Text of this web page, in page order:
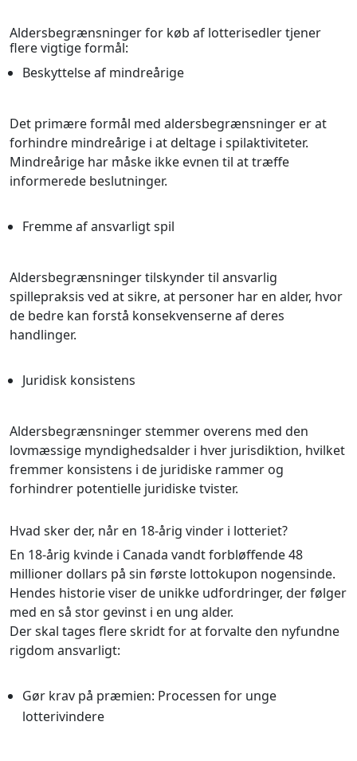
Aldersbegrænsninger for køb af lotterisedler tjener
flere vigtige formål:
Beskyttelse af mindreårige
Det primære formål med aldersbegrænsninger er at
forhindre mindreårige i at deltage i spilaktiviteter.
Mindreårige har måske ikke evnen til at træffe
informerede beslutninger.
Fremme af ansvarligt spil
Aldersbegrænsninger tilskynder til ansvarlig
spillepraksis ved at sikre, at personer har en alder, hvor
de bedre kan forstå konsekvenserne af deres
handlinger.
Juridisk konsistens
Aldersbegrænsninger stemmer overens med den
lovmæssige myndighedsalder i hver jurisdiktion, hvilket
fremmer konsistens i de juridiske rammer og
forhindrer potentielle juridiske tvister.
Hvad sker der, når en 18-årig vinder i lotteriet?
En 18-årig kvinde i Canada vandt forbløffende 48
millioner dollars på sin første lottokupon nogensinde.
Hendes historie viser de unikke udfordringer, der følger
med en så stor gevinst i en ung alder.
Der skal tages flere skridt for at forvalte den nyfundne
rigdom ansvarligt:
Gør krav på præmien: Processen for unge
lotterivindere